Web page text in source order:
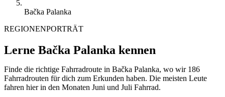
Bačka Palanka
REGIONENPORTRÄT
Lerne Bačka Palanka kennen
Finde die richtige Fahrradroute in Bačka Palanka, wo wir 186
Fahrradrouten für dich zum Erkunden haben. Die meisten Leute
fahren hier in den Monaten Juni und Juli Fahrrad.